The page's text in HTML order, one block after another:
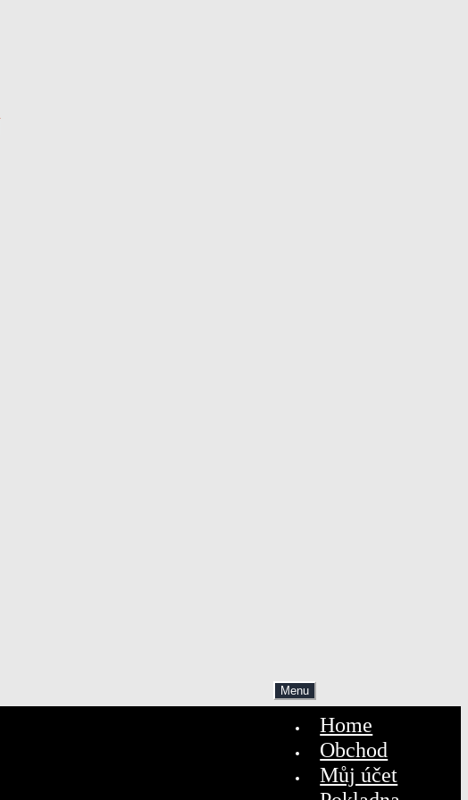
Menu
Home
Obchod
Můj účet